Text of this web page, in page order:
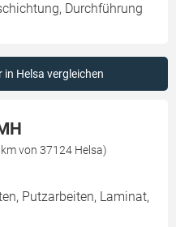
Durchführung
Helsa vergleichen
von 37124 Helsa)
Putzarbeiten, Laminat,